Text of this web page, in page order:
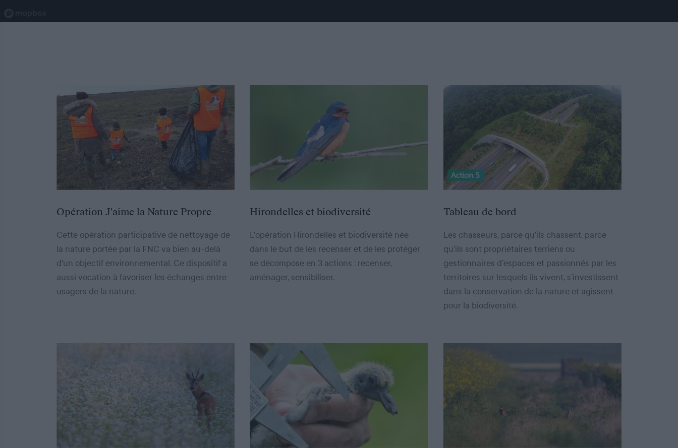
Opération J'aime la Nature Propre
Cette opération participative de nettoyage de
la nature portée par la FNC va bien au-delà
d'un objectif environnemental. Ce dispositif a
aussi vocation à favoriser les échanges entre
usagers de la nature.
Hirondelles et biodiversité
L’opération Hirondelles et biodiversité née
dans le but de les recenser et de les protéger
se décompose en 3 actions : recenser,
aménager, sensibiliser.
Tableau de bord
Les chasseurs, parce qu’ils chassent, parce
qu’ils sont propriétaires terriens ou
gestionnaires d’espaces et passionnés par les
territoires sur lesquels ils vivent, s’investissent
dans la conservation de la nature et agissent
pour la biodiversité.